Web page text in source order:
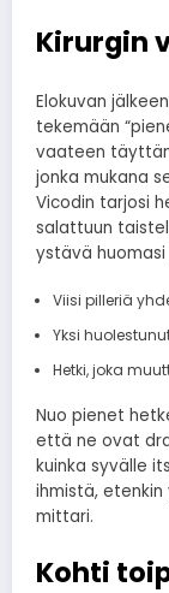
Kirurgin
Elokuvan
tekemään
vaateen
jonka mukana
Vicodin tarjosi
salattuun
ystävä
Viisi pilleriä
Yksi
Hetki, joka
Nuo pienet
että ne ovat
kuinka syvälle
ihmistä, etenkin
mittari.
Kohti